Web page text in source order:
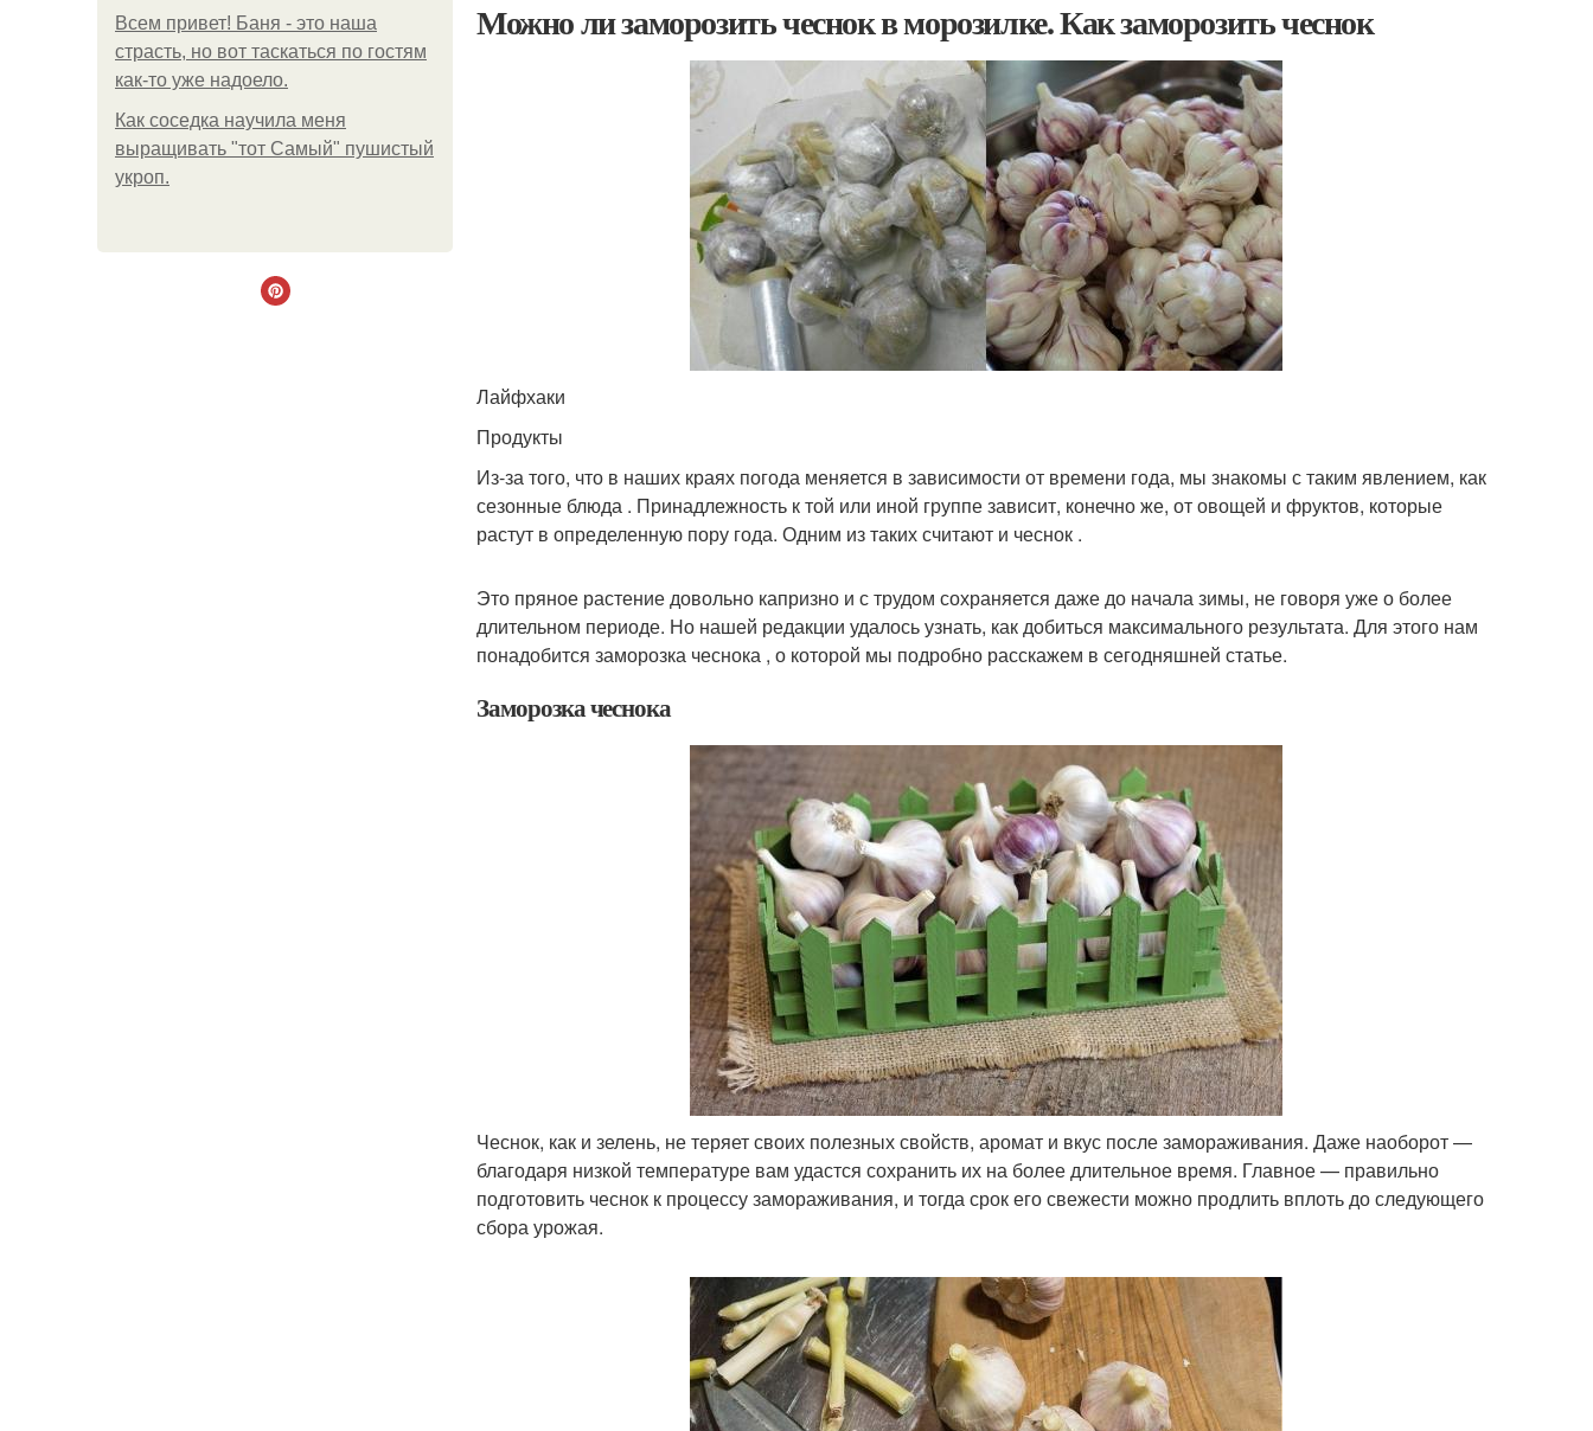
Всем привет! Баня - это наша
страсть, но вот таскаться по гостям
как-то уже надоело.
Как соседка научила меня
выращивать "тот Самый" пушистый
укроп.
Можно ли заморозить чеснок в морозилке. Как заморозить чеснок
Лайфхаки
Продукты
Из-за того, что в наших краях погода меняется в зависимости от времени года, мы знакомы с таким явлением, как
сезонные блюда . Принадлежность к той или иной группе зависит, конечно же, от овощей и фруктов, которые
растут в определенную пору года. Одним из таких считают и чеснок .
Это пряное растение довольно капризно и с трудом сохраняется даже до начала зимы, не говоря уже о более
длительном периоде. Но нашей редакции удалось узнать, как добиться максимального результата. Для этого нам
понадобится заморозка чеснока , о которой мы подробно расскажем в сегодняшней статье.
Заморозка чеснока
Чеснок, как и зелень, не теряет своих полезных свойств, аромат и вкус после замораживания. Даже наоборот —
благодаря низкой температуре вам удастся сохранить их на более длительное время. Главное — правильно
подготовить чеснок к процессу замораживания, и тогда срок его свежести можно продлить вплоть до следующего
сбора урожая.